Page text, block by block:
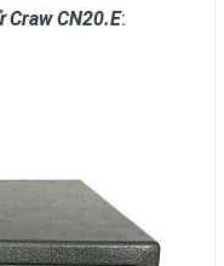
Craw CN20.E: